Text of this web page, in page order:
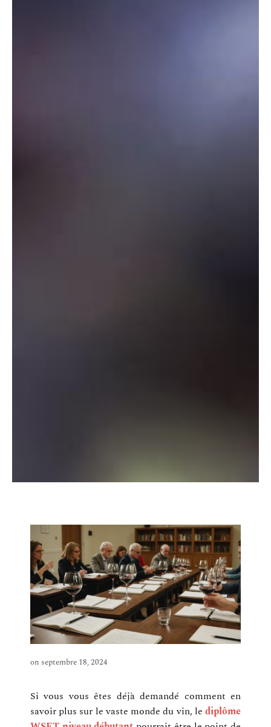
on septembre 18, 2024
Si vous vous êtes déjà demandé comment en
savoir plus sur le vaste monde du vin, le diplôme